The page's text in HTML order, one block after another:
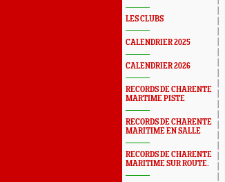
LES CLUBS
CALENDRIER 2025
CALENDRIER 2026
RECORDS DE CHARENTE
MARTIME PISTE
RECORDS DE CHARENTE
MARITIME EN SALLE
RECORDS DE CHARENTE
MARITIME SUR ROUTE.